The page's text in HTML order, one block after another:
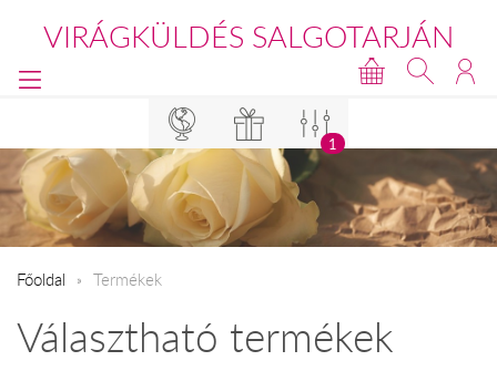
VIRÁGKÜLDÉS SALGOTARJÁN
1
Főoldal Termékek
Választható termékek